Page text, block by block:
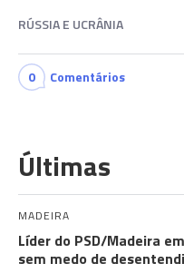
RÚSSIA E UCRÂNIA
0 Comentários
Últimas
MADEIRA
Líder do PSD/Madeira
sem medo de